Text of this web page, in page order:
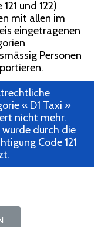
121 und 122)
mit allen im
eingetragenen
Personen
« D1 Taxi »
nicht mehr.
wurde durch die
Code 121